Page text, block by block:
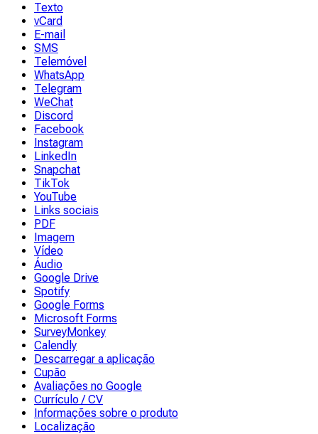
Texto
vCard
E-mail
SMS
Telemóvel
WhatsApp
Telegram
WeChat
Discord
Facebook
Instagram
LinkedIn
Snapchat
TikTok
YouTube
Links sociais
PDF
Imagem
Vídeo
Áudio
Google Drive
Spotify
Google Forms
Microsoft Forms
SurveyMonkey
Calendly
Descarregar a aplicação
Cupão
Avaliações no Google
Currículo / CV
Informações sobre o produto
Localização